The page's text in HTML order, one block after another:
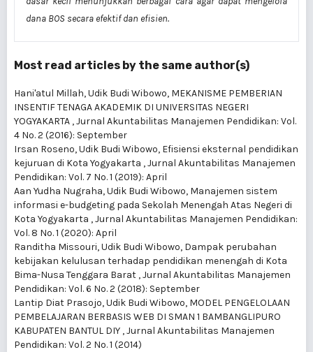
dana BOS secara efektif dan efisien.
Most read articles by the same author(s)
Hani'atul Millah, Udik Budi Wibowo, MEKANISME PEMBERIAN
INSENTIF TENAGA AKADEMIK DI UNIVERSITAS NEGERI
YOGYAKARTA ,Jurnal Akuntabilitas Manajemen Pendidikan: Vol.
4 No. 2 (2016): September
Irsan Roseno, Udik Budi Wibowo, Efisiensi eksternal pendidikan
kejuruan di Kota Yogyakarta ,Jurnal Akuntabilitas Manajemen
Pendidikan: Vol. 7 No. 1 (2019): April
Aan Yudha Nugraha, Udik Budi Wibowo, Manajemen sistem
informasi e-budgeting pada Sekolah Menengah Atas Negeri di
Kota Yogyakarta ,Jurnal Akuntabilitas Manajemen Pendidikan:
Vol. 8 No. 1 (2020): April
Randitha Missouri, Udik Budi Wibowo, Dampak perubahan
kebijakan kelulusan terhadap pendidikan menengah di Kota
Bima-Nusa Tenggara Barat ,Jurnal Akuntabilitas Manajemen
Pendidikan: Vol. 6 No. 2 (2018): September
Lantip Diat Prasojo, Udik Budi Wibowo, MODEL PENGELOLAAN
PEMBELAJARAN BERBASIS WEB DI SMAN 1 BAMBANGLIPURO
KABUPATEN BANTUL DIY ,Jurnal Akuntabilitas Manajemen
Pendidikan: Vol. 2 No. 1 (2014)